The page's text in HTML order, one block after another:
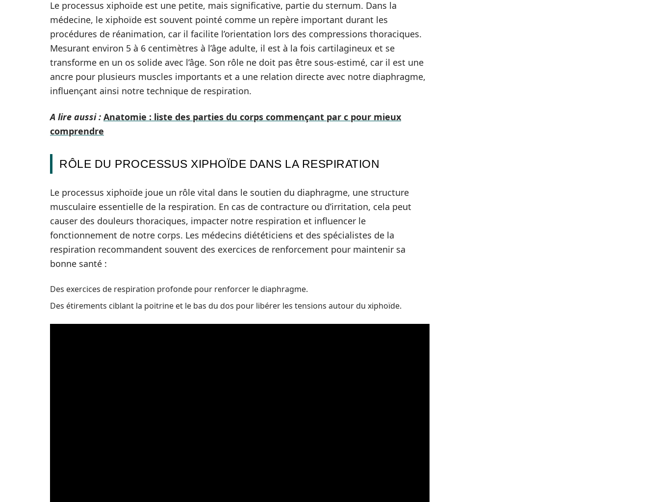
Le processus xiphoïde est une petite, mais significative, partie du sternum. Dans la
médecine, le xiphoïde est souvent pointé comme un repère important durant les
procédures de réanimation, car il facilite l’orientation lors des compressions thoraciques.
Mesurant environ 5 à 6 centimètres à l’âge adulte, il est à la fois cartilagineux et se
transforme en un os solide avec l’âge. Son rôle ne doit pas être sous-estimé, car il est une
ancre pour plusieurs muscles importants et a une relation directe avec notre diaphragme,
influençant ainsi notre technique de respiration.
A lire aussi : Anatomie : liste des parties du corps commençant par c pour mieux
comprendre
RÔLE DU PROCESSUS XIPHOÏDE DANS LA RESPIRATION
Le processus xiphoïde joue un rôle vital dans le soutien du diaphragme, une structure
musculaire essentielle de la respiration. En cas de contracture ou d’irritation, cela peut
causer des douleurs thoraciques, impacter notre respiration et influencer le
fonctionnement de notre corps. Les médecins diététiciens et des spécialistes de la
respiration recommandent souvent des exercices de renforcement pour maintenir sa
bonne santé :
Des exercices de respiration profonde pour renforcer le diaphragme.
Des étirements ciblant la poitrine et le bas du dos pour libérer les tensions autour du xiphoïde.